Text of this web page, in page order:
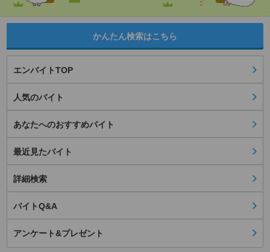
かんたん検索はこちら
エンバイトTOP
人気のバイト
あなたへのおすすめバイト
最近見たバイト
詳細検索
バイトQ&A
アンケート&プレゼント